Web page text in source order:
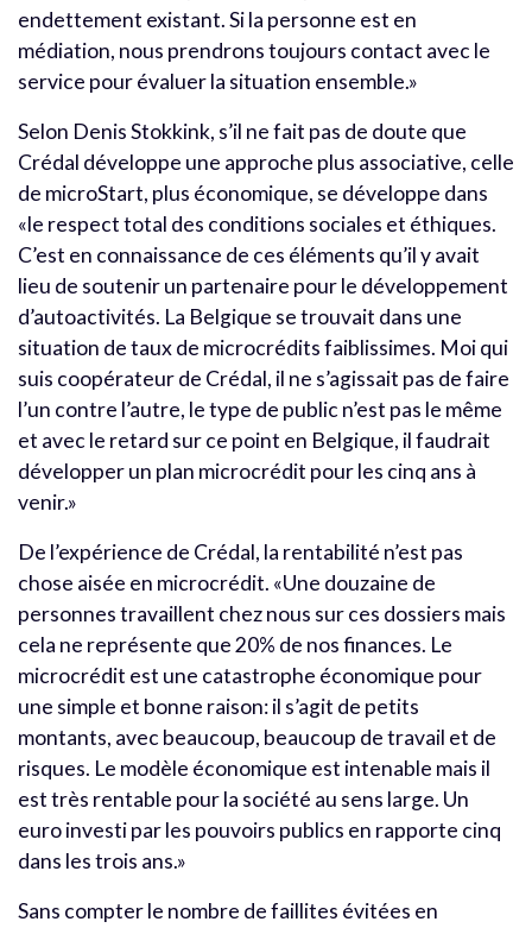
endettement existant. Si la personne est en
médiation, nous prendrons toujours contact avec le
service pour évaluer la situation ensemble.»
Selon Denis Stokkink, s’il ne fait pas de doute que
Crédal développe une approche plus associative, celle
de microStart, plus économique, se développe dans
«le respect total des conditions sociales et éthiques.
C’est en connaissance de ces éléments qu’il y avait
lieu de soutenir un partenaire pour le développement
d’autoactivités. La Belgique se trouvait dans une
situation de taux de microcrédits faiblissimes. Moi qui
suis coopérateur de Crédal, il ne s’agissait pas de faire
l’un contre l’autre, le type de public n’est pas le même
et avec le retard sur ce point en Belgique, il faudrait
développer un plan microcrédit pour les cinq ans à
venir.»
De l’expérience de Crédal, la rentabilité n’est pas
chose aisée en microcrédit. «Une douzaine de
personnes travaillent chez nous sur ces dossiers mais
cela ne représente que 20% de nos finances. Le
microcrédit est une catastrophe économique pour
une simple et bonne raison: il s’agit de petits
montants, avec beaucoup, beaucoup de travail et de
risques. Le modèle économique est intenable mais il
est très rentable pour la société au sens large. Un
euro investi par les pouvoirs publics en rapporte cinq
dans les trois ans.»
Sans compter le nombre de faillites évitées en